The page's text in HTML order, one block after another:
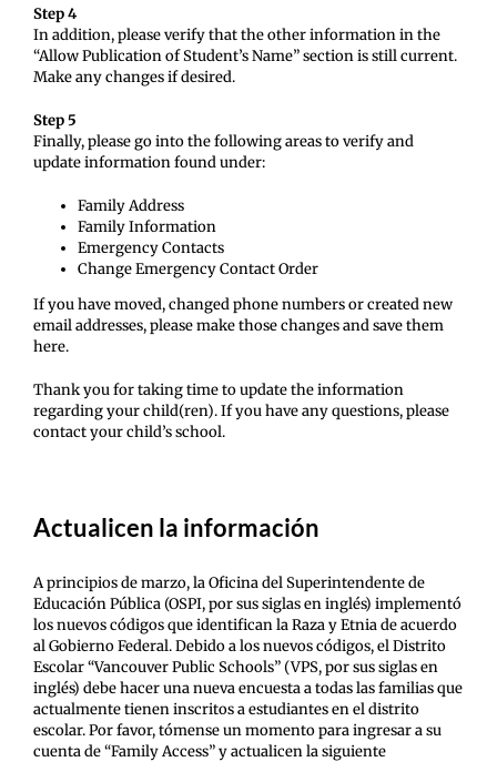
Step 4
In addition, please verify that the other information in the
“Allow Publication of Student’s Name” section is still current.
Make any changes if desired.
Step 5
Finally, please go into the following areas to verify and
update information found under:
Family Address
Family Information
Emergency Contacts
Change Emergency Contact Order
If you have moved, changed phone numbers or created new
email addresses, please make those changes and save them
here.
Thank you for taking time to update the information
regarding your child(ren). If you have any questions, please
contact your child’s school.
Actualicen la información
A principios de marzo, la Oficina del Superintendente de
Educación Pública (OSPI, por sus siglas en inglés) implementó
los nuevos códigos que identifican la Raza y Etnia de acuerdo
al Gobierno Federal. Debido a los nuevos códigos, el Distrito
Escolar “Vancouver Public Schools” (VPS, por sus siglas en
inglés) debe hacer una nueva encuesta a todas las familias que
actualmente tienen inscritos a estudiantes en el distrito
escolar. Por favor, tómense un momento para ingresar a su
cuenta de “Family Access” y actualicen la siguiente